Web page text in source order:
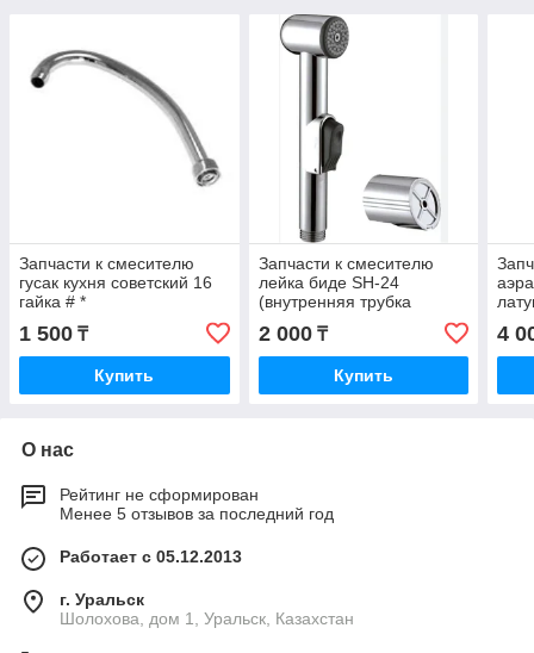
Запчасти к смесителю
гусак кухня советский 16
гайка # *
1 500 ₸
Купить
Запчасти к смесителю
лейка биде SH-24
(внутренняя трубка
латунь) Zerix
2 000₸
Купить
4
О нас
Рейтинг не сформирован
Менее 5 отзывов за последний год
Работает с 05.12.2013
г. Уральск
Шолохова, дом 1, Уральск, Казахстан